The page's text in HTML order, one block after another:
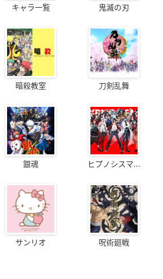
キャラ一覧 鬼滅の刃
暗殺教室 刀剣乱舞
銀魂 ヒプノシスマ...
サンリオ 呪術廻戦